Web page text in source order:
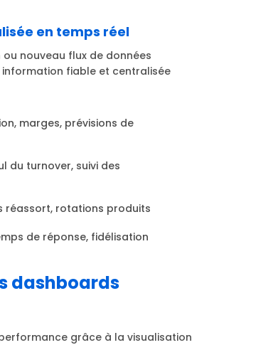
en temps réel
nouveau flux de données
information fiable et centralisée
marges, prévisions de
du turnover, suivi des
réassort, rotations produits
de réponse, fidélisation
dashboards
grâce à la visualisation